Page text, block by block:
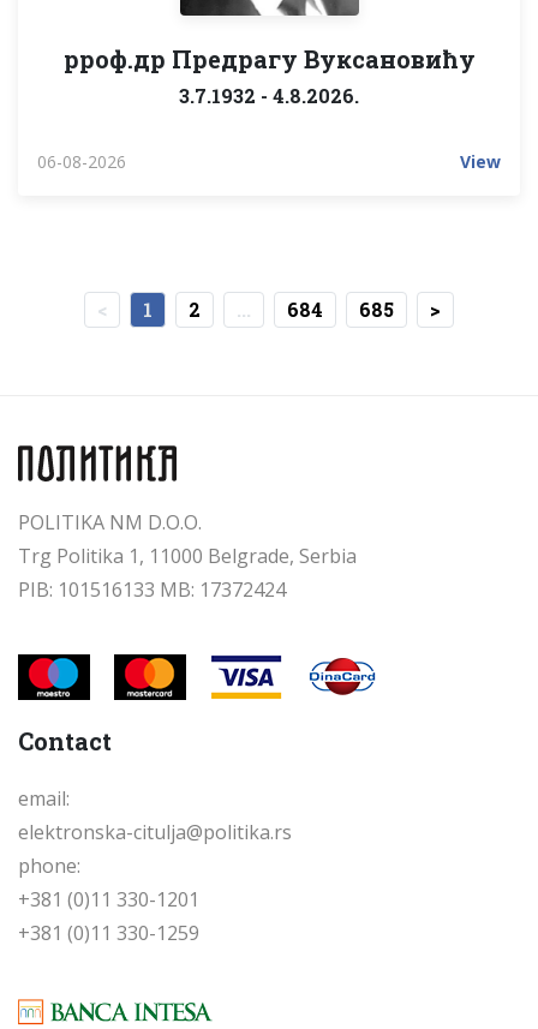
pроф.др Предрагу Вуксановићу
3.7.1932 - 4.8.2026.
06-08-2026 View
< 1 2 ... 684 685 >
POLITIKA NM D.O.O.
Trg Politika 1, 11000 Belgrade, Serbia
PIB: 101516133 MB: 17372424
Contact
email:
elektronska-citulja@politika.rs
phone:
+381 (0)11 330-1201
+381 (0)11 330-1259